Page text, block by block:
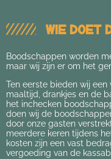
Wie doet
Boodschappen worden
maar wij zijn er om het
Ten eerste bieden wij
maaltijd, drankjes en de
het inchecken
doen wij de
door onze gasten
meerdere keren tijdens
kosten zijn een vast
vergoeding van de